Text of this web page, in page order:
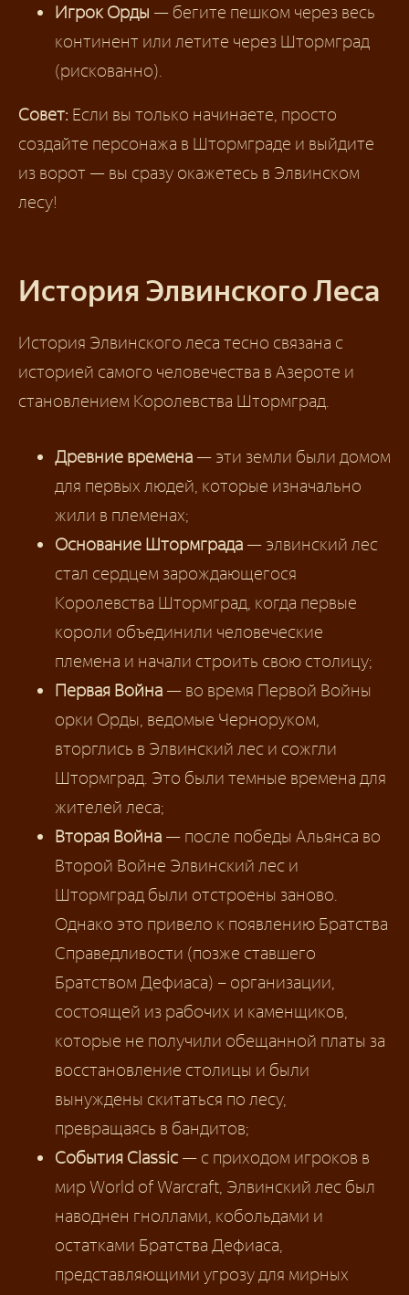
Игрок Орды — бегите пешком через весь
континент или летите через Штормград
(рискованно).
Совет: Если вы только начинаете, просто
создайте персонажа в Штормграде и выйдите
из ворот — вы сразу окажетесь в Элвинском
лесу!
История Элвинского Леса
История Элвинского леса тесно связана с
историей самого человечества в Азероте и
становлением Королевства Штормград.
Древние времена — эти земли были домом
для первых людей, которые изначально
жили в племенах;
Основание Штормграда — элвинский лес
стал сердцем зарождающегося
Королевства Штормград, когда первые
короли объединили человеческие
племена и начали строить свою столицу;
Первая Война — во время Первой Войны
орки Орды, ведомые Черноруком,
вторглись в Элвинский лес и сожгли
Штормград. Это были темные времена для
жителей леса;
Вторая Война — после победы Альянса во
Второй Войне Элвинский лес и
Штормград были отстроены заново.
Однако это привело к появлению Братства
Справедливости (позже ставшего
Братством Дефиаса) – организации,
состоящей из рабочих и каменщиков,
которые не получили обещанной платы за
восстановление столицы и были
вынуждены скитаться по лесу,
превращаясь в бандитов;
События Classic— с приходом игроков в
мир World of Warcraft, Элвинский лес был
наводнен гноллами, кобольдами и
остатками Братства Дефиаса,
представляющими угрозу для мирных